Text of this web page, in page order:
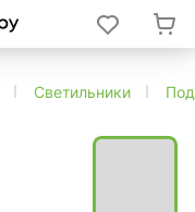
Светильники